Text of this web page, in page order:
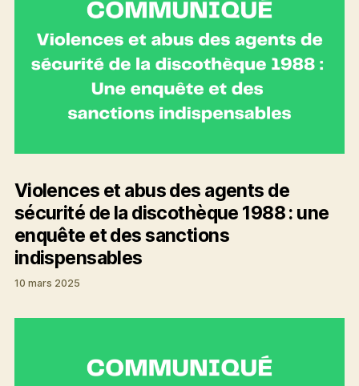
Violences et abus des agents de
sécurité de la discothèque 1988 : une
enquête et des sanctions
indispensables
10 mars 2025